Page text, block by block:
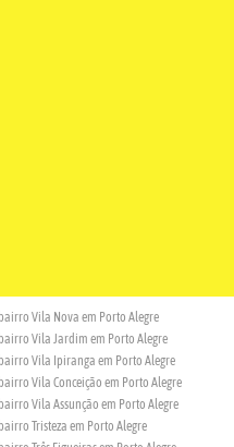
Vila Nova em Porto Alegre
Vila Jardim em Porto Alegre
Vila Ipiranga em Porto Alegre
Vila Conceição em Porto Alegre
Vila Assunção em Porto Alegre
Tristeza em Porto Alegre